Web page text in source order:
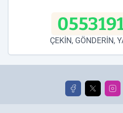
ÇEKİN, GÖNDERİN,